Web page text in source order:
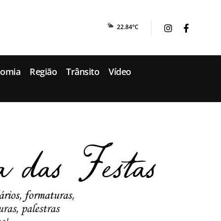
22.84°C
Região Trânsito Vídeo